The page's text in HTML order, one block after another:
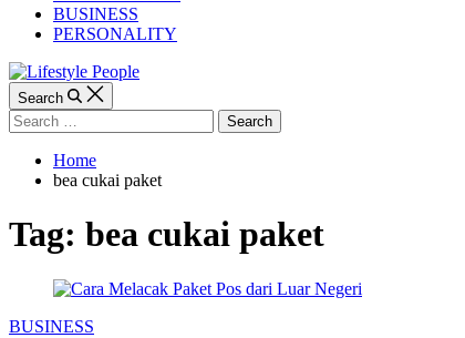
BUSINESS
PERSONALITY
Search
Search
for:
Home
bea cukai paket
Tag: bea cukai paket
Categories
BUSINESS